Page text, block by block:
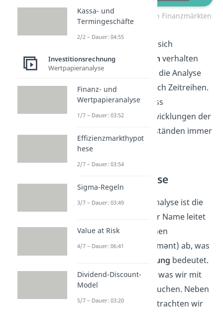
Zyklisches Verhalten von Finanzmärkten
Dow behauptet, dass sich
Finanzmärkte
zyklisch verhalten
und begründet damit die Analyse
von Aktienkursen durch Zeitreihen.
Zyklisch bedeutet, dass
unterschiedliche Entwicklungen der
Aktien in gleichen Abständen immer
wieder auftreten.
Sentimentanalyse
Die letzte Form der Analyse ist die
. Ihr Name leitet
sich aus dem englischen
„sentiment“ (ˈsen(t)əmənt) ab, was
Empfindung bedeutet.
Damit wird auch klar, was wir mit
dieser Analyse untersuchen. Neben
den Kursverläufen betrachten wir
Kassa- und
Termingeschäfte
2/2 – Dauer: 04:55
Investitionsrechnung
Wertpapieranalyse
Finanz- und
Wertpapieranalyse
1/7 – Dauer: 03:52
Effizienzmarkthypot
hese
2/7 – Dauer: 03:54
Sigma-Regeln
3/7 – Dauer: 03:49
Value at Risk
4/7 – Dauer: 06:41
Dividend-Discount-
Model
5/7 – Dauer: 03:20